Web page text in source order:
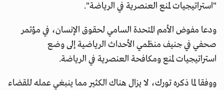
"استراتيجيات لمنع العنصرية في الرياضة".
ودعا مفوض الأمم المتحدة السامي لحقوق الإنسان، في مؤتمر
صحفي في جنيف منظمي الأحداث الرياضية إلى وضع
استراتيجيات لمنع ومكافحة العنصرية في الرياضة.
ووفقا لما ذكره تورك، لا يزال هناك الكثير مما ينبغي عمله للقضاء